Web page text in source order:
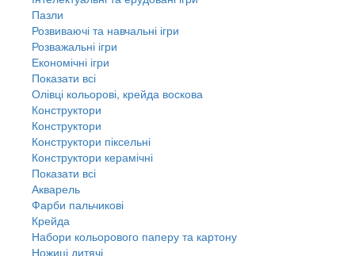
Пазли
Розвиваючі та навчальні ігри
Розважальні ігри
Економічні ігри
Показати всі
Олівці кольорові, крейда воскова
Конструктори
Конструктори
Конструктори піксельні
Конструктори керамічні
Показати всі
Акварель
Фарби пальчикові
Крейда
Набори кольорового паперу та картону
Ножиці дитячі